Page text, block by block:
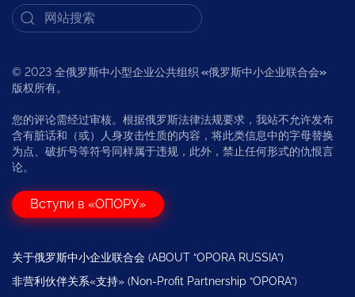
© 2023 全俄罗斯中小型企业公共组织 «俄罗斯中小企业联合会»
版权所有。
您的评论需经过审核。根据俄罗斯法律法规要求，我站不允许发布
含有脏话和（或）人身攻击性质的内容，将此类信息中的字母替换
为点、破折号等符号同样属于违规，此外，禁止任何形式的仇恨言
论。
Вступи в «ОПОРУ»
关于俄罗斯中小企业联合会 (ABOUT “OPORA RUSSIA”)
非营利伙伴关系«支持» (Non-Profit Partnership “OPORA”)